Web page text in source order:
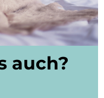
auch?